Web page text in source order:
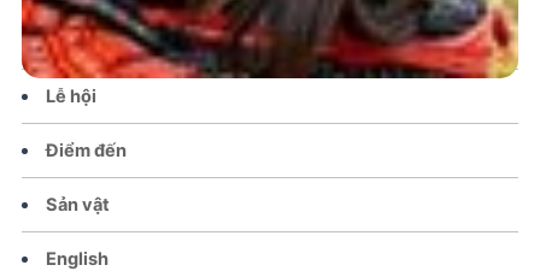
Văn hoá – Đời sống
Lễ hội
Điểm đến
Sản vật
English